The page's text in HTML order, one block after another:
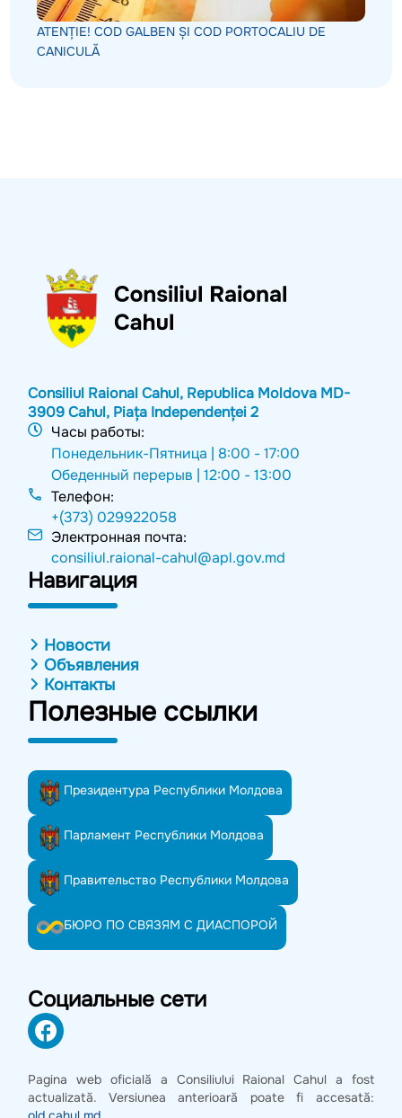
ATENȚIE! COD GALBEN ȘI COD PORTOCALIU DE
CANICULĂ
Consiliul Raional Cahul, Republica Moldova MD-
3909 Cahul, Piața Independenței 2
Часы работы:
Понедельник-Пятница | 8:00 - 17:00
Обеденный перерыв |12:00 - 13:00
Телефон:
+(373) 029922058
Электронная почта:
consiliul.raional-cahul@apl.gov.md
Навигация
Новости
Объявления
Контакты
Полезные ссылки
Президентура Республики Молдова
Парламент Республики Молдова
Правительство Республики Молдова
БЮРО ПО СВЯЗЯМ С ДИАСПОРОЙ
Социальные сети
Pagina web oficială a Consiliului Raional Cahul a fost
actualizată. Versiunea anterioară poate fi accesată: